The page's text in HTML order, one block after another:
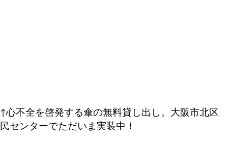
↑心不全を啓発する傘の無料貸し出し。大阪市北区
民センターでただいま実装中！